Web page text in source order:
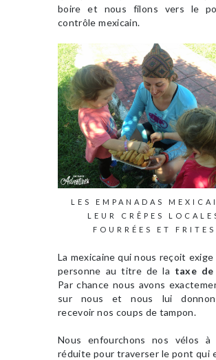
boire et nous filons vers le
contrôle mexicain.
LES EMPANADAS
LEUR CRÊPES
FOURRÉES ET FRITES
La mexicaine qui nous reçoit exige
personne au titre de la taxe
Par chance nous avons
sur nous et nous lui
recevoir nos coups de tampon.
Nous enfourchons nos vélos à
réduite pour traverser le pont qui